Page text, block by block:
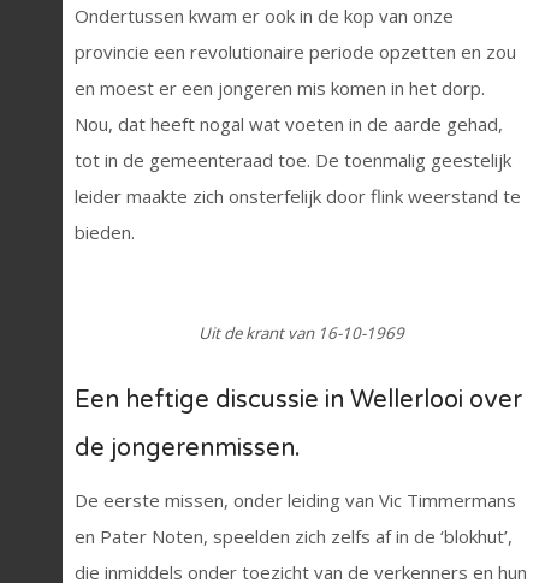
Ondertussen kwam er ook in de kop van onze
provincie een revolutionaire periode opzetten en zou
en moest er een jongeren mis komen in het dorp.
Nou, dat heeft nogal wat voeten in de aarde gehad,
tot in de gemeenteraad toe. De toenmalig geestelijk
leider maakte zich onsterfelijk door flink weerstand te
bieden.
Uit de krant van 16-10-1969
Een heftige discussie in Wellerlooi over
de jongerenmissen.
De eerste missen, onder leiding van Vic Timmermans
en Pater Noten, speelden zich zelfs af in de ‘blokhut’,
die inmiddels onder toezicht van de verkenners en hun